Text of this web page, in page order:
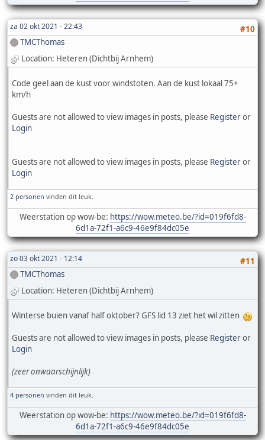
za 02 okt 2021 - 22:43
#10
TMCThomas
Location: Heteren (Dichtbij Arnhem)
Code geel aan de kust voor windstoten. Aan de kust lokaal 75+
km/h
Guests are not allowed to view images in posts, please Registeror
Login
Guests are not allowed to view images in posts, please Registeror
Login
2 personen vinden dit leuk.
Weerstation op wow-be: https://wow.meteo.be/?id=019f6fd8-
6d1a-72f1-a6c9-46e9f84dc05e
zo 03 okt 2021 - 12:14
#11
TMCThomas
Location: Heteren (Dichtbij Arnhem)
Winterse buien vanaf half oktober? GFS lid 13 ziet het wil zitten
Guests are not allowed to view images in posts, please Registeror
Login
(zeer onwaarschijnlijk)
4 personen vinden dit leuk.
Weerstation op wow-be: https://wow.meteo.be/?id=019f6fd8-
6d1a-72f1-a6c9-46e9f84dc05e